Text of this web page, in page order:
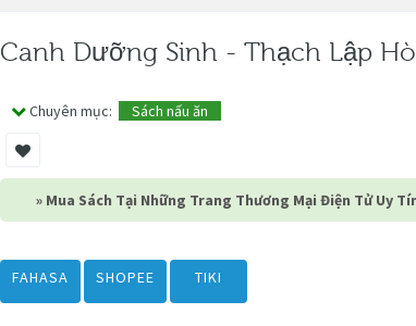
Canh Dưỡng Sinh - Thạch Lập
Chuyên mục: Sách nấu ăn
» Mua Sách Tại Những Trang Thương Mại Điện Tử Uy
FAHASA SHOPEE TIKI